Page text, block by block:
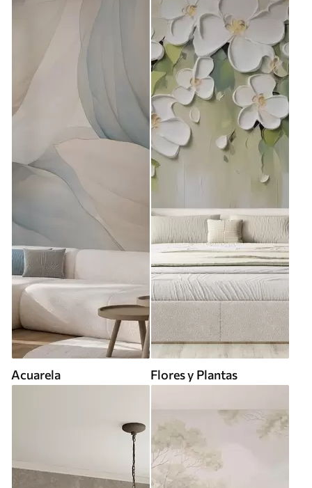
Acuarela Flores y Plantas